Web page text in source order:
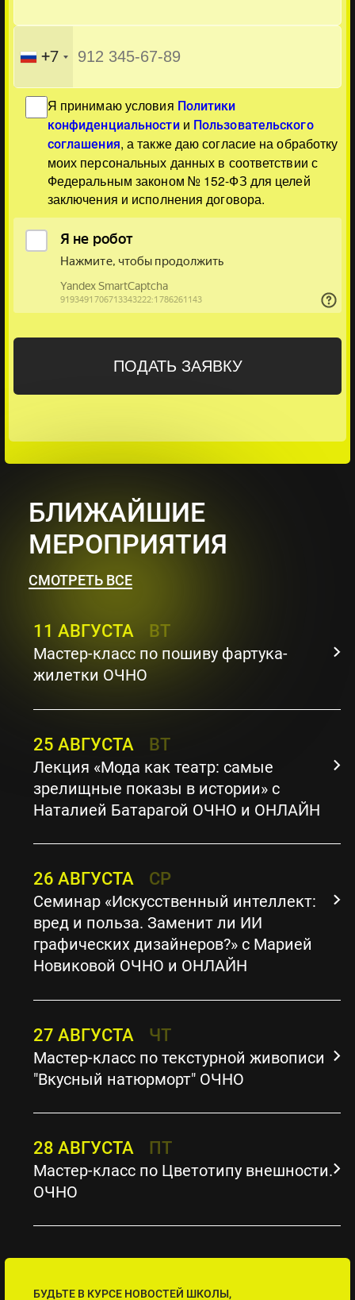
+7
Я принимаю условия Политики
конфиденциальностии Пользовательского
соглашения, а также даю согласие на обработку
моих персональных данных в соответствии с
Федеральным законом № 152-ФЗ для целей
заключения и исполнения договора.
БЛИЖАЙШИЕ
МЕРОПРИЯТИЯ
СМОТРЕТЬ ВСЕ
11 АВГУСТА ВТ
Мастер-класс по пошиву фартука-
жилетки ОЧНО
25 АВГУСТА ВТ
Лекция «Мода как театр: самые
зрелищные показы в истории» с
Наталией Батарагой ОЧНО и ОНЛАЙН
26 АВГУСТА СР
Семинар «Искусственный интеллект:
вред и польза. Заменит ли ИИ
графических дизайнеров?» с Марией
Новиковой ОЧНО и ОНЛАЙН
27 АВГУСТА ЧТ
Мастер-класс по текстурной живописи
"Вкусный натюрморт" ОЧНО
28 АВГУСТА ПТ
Мастер-класс по Цветотипу внешности.
ОЧНО
БУДЬТЕ В КУРСЕ НОВОСТЕЙ ШКОЛЫ,